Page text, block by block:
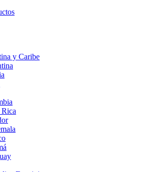
y Caribe
Rica